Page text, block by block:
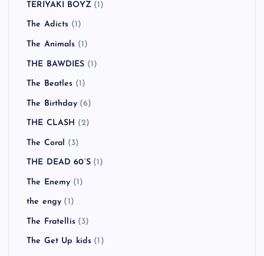
TERIYAKI BOYZ(1)
The Adicts (1)
The Animals (1)
THE BAWDIES (1)
The Beatles (1)
The Birthday(6)
THE CLASH (2)
The Coral (3)
THE DEAD 60’S(1)
The Enemy (1)
the engy (1)
The Fratellis(3)
The Get Up kids (1)